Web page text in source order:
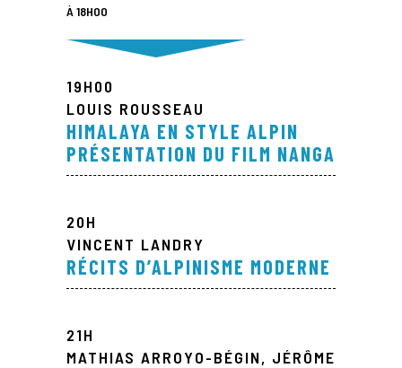
À 18H00
19H00
LOUIS ROUSSEAU
HIMALAYA EN STYLE ALPIN
PRÉSENTATION DU FILM NANGA
20H
VINCENT LANDRY
RÉCITS D’ALPINISME MODERNE
21H
MATHIAS ARROYO-BÉGIN, JÉRÔME